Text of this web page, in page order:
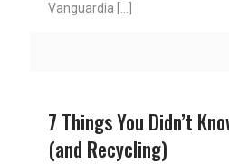
Vanguardia
7 Things You Didn’t
(and Recycling)